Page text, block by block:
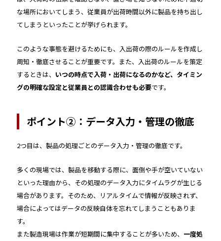
な場所においてしまう、従業員が出荷時間以外に製品を持ち出し
てしまうといったことが挙げられます。
このような事態を避けるためにも、入出荷の際のルールを作成し
周知・徹底させることが重要です。また、入出荷のルールを策定
するときは、 いつの時点で入荷・出荷になるのかなど、タイミン
グの明確な設定と従業員との認識合わせも必要です。
ポイント②：データ入力・管理の徹底
2つ目は、製品の処理ごとのデータ入力・管理の徹底です。
多くの現場では、製品を移動する際に、面倒や手が空いていない
といった理由から、その処理のデータ入力にタイムラグが生じる
場合があります。そのため、リアルタイムで情報が反映されず、
場合によってはデータの反映自体を忘れてしまうこともありま
す。
また製造現場は作業が短期間に集中することが多いため、 一度処